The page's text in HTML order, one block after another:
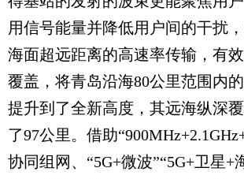
用信号能量并降低用户间的干扰
海面超远距离的高速率传输，有
覆盖，将青岛沿海80公里范围内
提升到了全新高度，其远海纵深
了97公里。借助
协同组网、“5G+微波”“5G+卫星+